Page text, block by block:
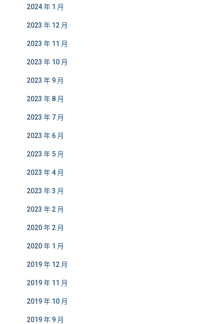
2024 年 1 月
2023 年 12 月
2023 年 11 月
2023 年 10 月
2023 年 9 月
2023 年 8 月
2023 年 7 月
2023 年 6 月
2023 年 5 月
2023 年 4 月
2023 年 3 月
2023 年 2 月
2020 年 2 月
2020 年 1 月
2019 年 12 月
2019 年 11 月
2019 年 10 月
2019 年 9 月